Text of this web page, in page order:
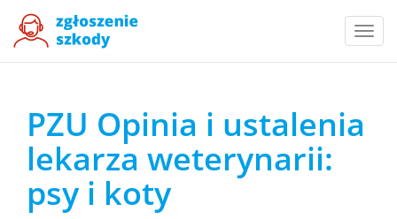
PZU Opinia i ustalenia
lekarza weterynarii:
psy i koty